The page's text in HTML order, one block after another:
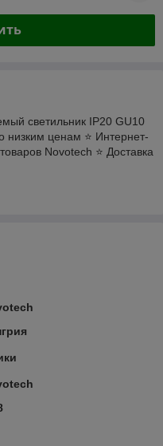
светильник IP20 GU10
низким ценам ⭐️ Интернет-
Novotech ⭐️ Доставка